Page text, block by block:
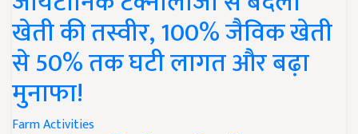
खेती की तस्वीर, 100% जैविक खेती
से 50% तक घटी लागत और बढ़ा
मुनाफा!
Farm Activities